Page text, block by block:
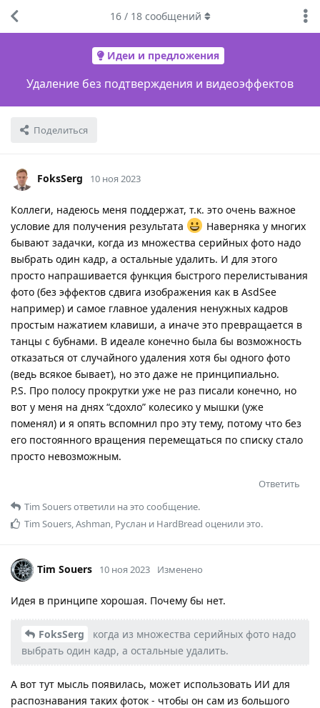
Идеи и предложения
Удаление без подтверждения и видеоэффектов
Поделиться
16/ 18сообщений
FoksSerg 10 ноя 2023
Коллеги, надеюсь меня поддержат, т.к. это очень важное
условие для получения результата
Наверняка у многих
бывают задачки, когда из множества серийных фото надо
выбрать один кадр, а остальные удалить. И для этого
просто напрашивается функция быстрого перелистывания
фото (без эффектов сдвига изображения как в AsdSee
например) и самое главное удаления ненужных кадров
простым нажатием клавиши, а иначе это превращается в
танцы с бубнами. В идеале конечно была бы возможность
отказаться от случайного удаления хотя бы одного фото
(ведь всякое бывает), но это даже не принципиально.
P.S. Про полосу прокрутки уже не раз писали конечно, но
вот у меня на днях “сдохло” колесико у мышки (уже
поменял) и я опять вспомнил про эту тему, потому что без
его постоянного вращения перемещаться по списку стало
просто невозможным.
Ответить
Tim Souersответили на это сообщение.
Tim Souers,Ashman, Руслан и HardBread оценили это.
Tim Souers 10 ноя 2023 Изменено
Идея в принципе хорошая. Почему бы нет.
FoksSerg
когда из множества серийных фото надо
выбрать один кадр, а остальные удалить.
А вот тут мысль появилась, может использовать ИИ для
распознавания таких фоток - чтобы он сам из большого